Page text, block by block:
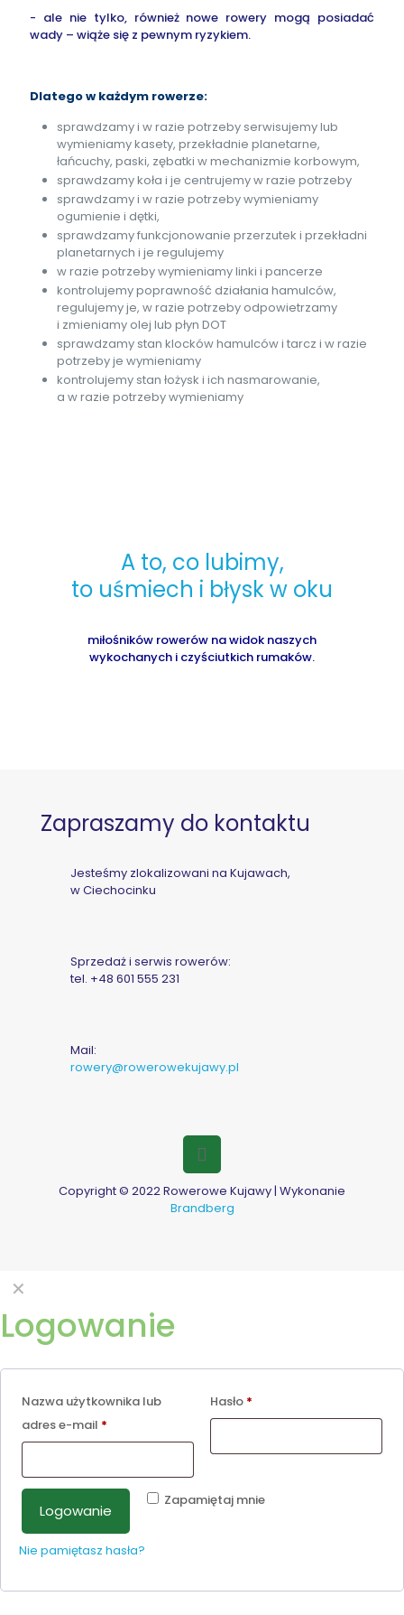
- ale nie tylko, również nowe rowery mogą posiadać
wady – wiąże się z pewnym ryzykiem.
Dlatego w każdym rowerze:
sprawdzamy i w razie potrzeby serwisujemy lub
wymieniamy kasety, przekładnie planetarne,
łańcuchy, paski, zębatki w mechanizmie korbowym,
sprawdzamy koła i je centrujemy w razie potrzeby
sprawdzamy i w razie potrzeby wymieniamy
ogumienie i dętki,
sprawdzamy funkcjonowanie przerzutek i przekładni
planetarnych i je regulujemy
w razie potrzeby wymieniamy linki i pancerze
kontrolujemy poprawność działania hamulców,
regulujemy je, w razie potrzeby odpowietrzamy
i zmieniamy olej lub płyn DOT
sprawdzamy stan klocków hamulców i tarcz i w razie
potrzeby je wymieniamy
kontrolujemy stan łożysk i ich nasmarowanie,
a w razie potrzeby wymieniamy
A to, co lubimy,
to uśmiech i błysk w oku
miłośników rowerów na widok naszych
wykochanych i czyściutkich rumaków.
Zapraszamy do kontaktu
Jesteśmy zlokalizowani na Kujawach,
w Ciechocinku
Sprzedaż i serwis rowerów:
tel. +48 601 555 231
Mail:
rowery@rowerowekujawy.pl
Copyright © 2022 Rowerowe Kujawy | Wykonanie
Brandberg
✕
Logowanie
Nazwa użytkownika lub
adres e-mail *
Hasło *
Zapamiętaj mnie
Logowanie
Nie pamiętasz hasła?